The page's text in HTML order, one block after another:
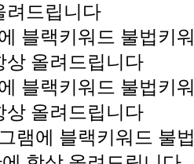
려드립니다
상 올려드립니다
상 올려드립니다